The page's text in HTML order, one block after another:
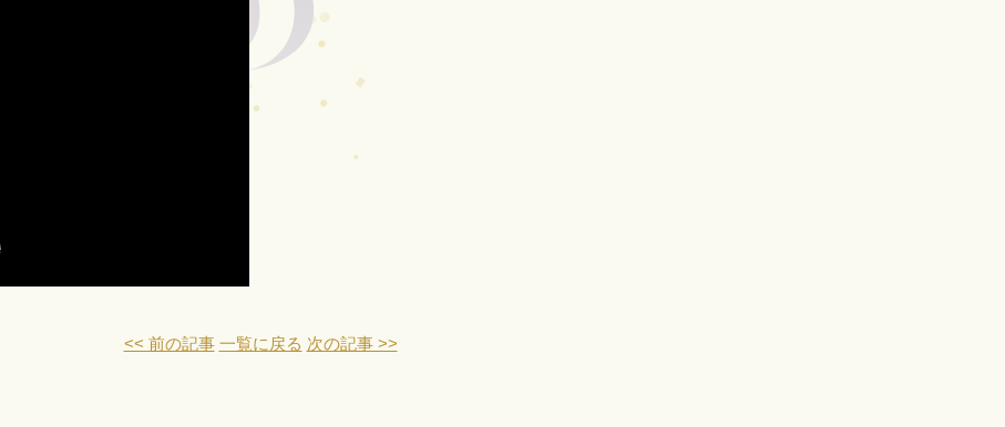
<< 前の記事 一覧に戻る 次の記事 >>